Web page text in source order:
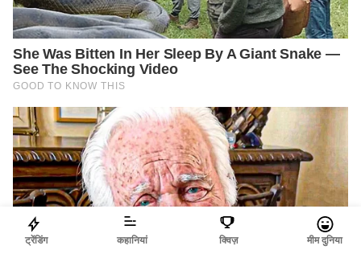
ट्रेंडिंग कहानियां क्विज़ मीम दुनिया